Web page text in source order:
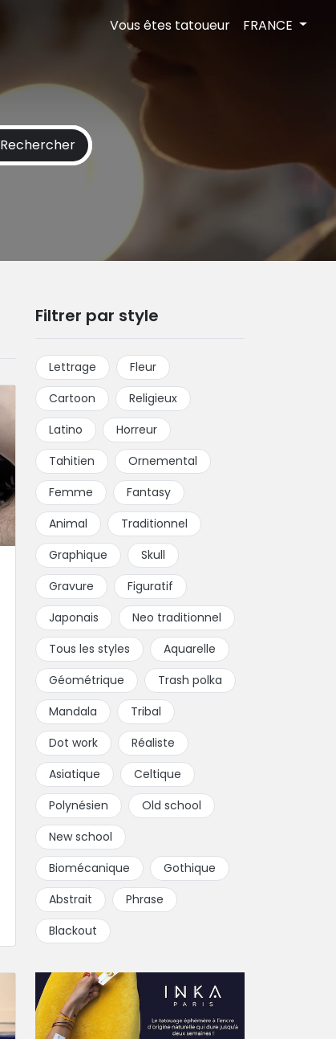
Vous êtes tatoueur FRANCE
Rechercher
Filtrer par style
Lettrage
Fleur
Cartoon
Religieux
Latino
Horreur
Tahitien
Ornemental
Femme
Fantasy
Animal
Traditionnel
Graphique
Skull
Gravure
Figuratif
Japonais
Neo traditionnel
Tous les styles
Aquarelle
Géométrique
Trash polka
Mandala
Tribal
Dot work
Réaliste
Asiatique
Celtique
Polynésien
Old school
New school
Biomécanique
Gothique
Abstrait
Phrase
Blackout